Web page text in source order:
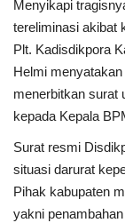
Rubrik
Lampung
Menyikapi
tereliminasi akibat
Plt. Kadisdikpora
Helmi
menerbitkan surat
kepada Kepala
Surat resmi
situasi darurat
Pihak kabupaten
yakni